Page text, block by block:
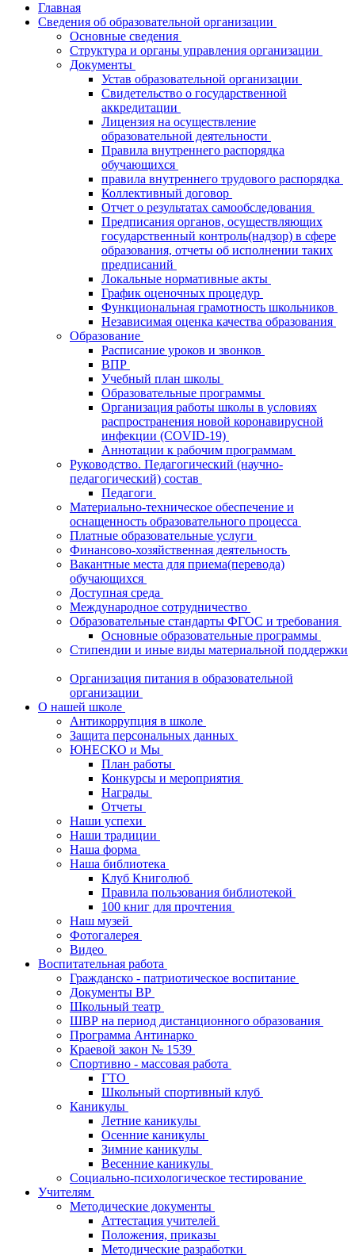
Главная
Сведения об образовательной организации
Основные сведения
Структура и органы управления организации
Документы
Устав образовательной организации
Свидетельство о государственной
аккредитации
Лицензия на осуществление
образовательной деятельности
Правила внутреннего распорядка
обучающихся
правила внутреннего трудового распорядка
Коллективный договор
Отчет о результатах самообследования
Предписания органов, осуществляющих
государственный контроль(надзор) в сфере
образования, отчеты об исполнении таких
предписаний
Локальные нормативные акты
График оценочных процедур
Функциональная грамотность школьников
Независимая оценка качества образования
Образование
Расписание уроков и звонков
ВПР
Учебный план школы
Образовательные программы
Организация работы школы в условиях
распространения новой коронавирусной
инфекции (CОVID-19)
Аннотации к рабочим программам
Руководство. Педагогический (научно-
педагогический) состав
Педагоги
Материально-техническое обеспечение и
оснащенность образовательного процесса
Платные образовательные услуги
Финансово-хозяйственная деятельность
Вакантные места для приема(перевода)
обучающихся
Доступная среда
Международное сотрудничество
Образовательные стандарты ФГОС и требования
Основные образовательные программы
Стипендии и иные виды материальной поддержки
Организация питания в образовательной
организации
О нашей школе
Антикоррупция в школе
Защита персональных данных
ЮНЕСКО и Мы
План работы
Конкурсы и мероприятия
Награды
Отчеты
Наши успехи
Наши традиции
Наша форма
Наша библиотека
Клуб Книголюб
Правила пользования библиотекой
100 книг для прочтения
Наш музей
Фотогалерея
Видео
Воспитательная работа
Гражданско - патриотическое воспитание
Документы ВР
Школьный театр
ШВР на период дистанционного образования
Программа Антинарко
Краевой закон № 1539
Спортивно - массовая работа
ГТО
Школьный спортивный клуб
Каникулы
Летние каникулы
Осенние каникулы
Зимние каникулы
Весенние каникулы
Социально-психологическое тестирование
Учителям
Методические документы
Аттестация учителей
Положения, приказы
Методические разработки